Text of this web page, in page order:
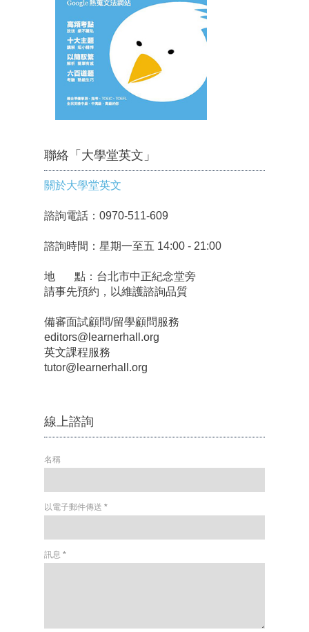
聯絡「大學堂英文」
關於大學堂英文
諮詢電話：0970-511-609
諮詢時間：星期一至五 14:00 - 21:00
地 點：台北市中正紀念堂旁
請事先預約，以維護諮詢品質
備審面試顧問/留學顧問服務
editors@learnerhall.org
英文課程服務
tutor@learnerhall.org
線上諮詢
名稱
以電子郵件傳送 *
訊息 *